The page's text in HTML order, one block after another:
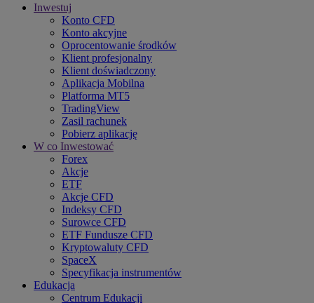
Inwestuj
Konto CFD
Konto akcyjne
Oprocentowanie środków
Klient profesjonalny
Klient doświadczony
Aplikacja Mobilna
Platforma MT5
TradingView
Zasil rachunek
Pobierz aplikację
W co Inwestować
Forex
Akcje
ETF
Akcje CFD
Indeksy CFD
Surowce CFD
ETF Fundusze CFD
Kryptowaluty CFD
SpaceX
Specyfikacja instrumentów
Edukacja
Centrum Edukacji